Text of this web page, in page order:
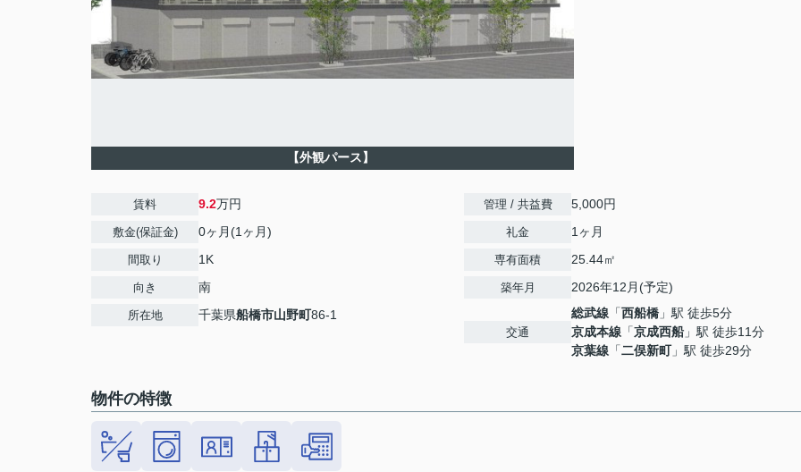
【外観パース】
賃料 9.2万円
敷金(保証金) 0ヶ月(1ヶ月)
間取り 1K
向き 南
所在地 千葉県船橋市山野町86-1
管理 / 共益費 5,000円
礼金 1ヶ月
専有面積 25.44㎡
築年月 2026年12月(予定)
交通
総武線 「西船橋 」駅 徒歩5分
京成本線 「京成西船」駅 徒歩11分
京葉線 「二俣新町」駅 徒歩29分
物件の特徴